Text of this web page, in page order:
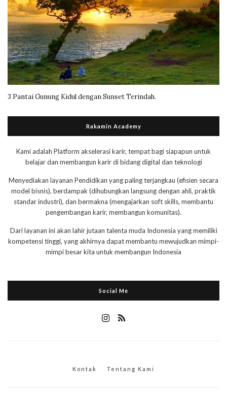
3 Pantai Gunung Kidul dengan Sunset Terindah.
Rakamin Academy
Kami adalah Platform akselerasi karir, tempat bagi siapapun untuk
belajar dan membangun karir di bidang digital dan teknologi
Menyediakan layanan Pendidikan yang paling terjangkau (efisien secara
model bisnis), berdampak (dihubungkan langsung dengan ahli, praktik
standar industri), dan bermakna (mengajarkan soft skills, membantu
pengembangan karir, membangun komunitas).
Dari layanan ini akan lahir jutaan talenta muda Indonesia yang memiliki
kompetensi tinggi, yang akhirnya dapat membantu mewujudkan mimpi-
mimpi besar kita untuk membangun Indonesia
Social Me
Kontak Tentang Kami